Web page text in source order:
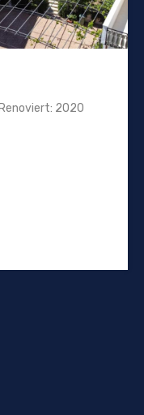
2020